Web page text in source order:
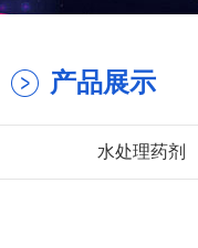
产品展示
水处理药剂